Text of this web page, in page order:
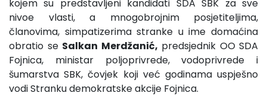
kojem su predstavljeni kandidati SDA SBK za sve
nivoe vlasti, a mnogobrojnim posjetiteljima,
članovima, simpatizerima stranke u ime domaćina
obratio se Salkan Merdžanić, predsjednik OO SDA
Fojnica, ministar poljoprivrede, vodoprivrede i
šumarstva SBK, čovjek koji već godinama uspješno
vodi Stranku demokratske akcije Fojnica.